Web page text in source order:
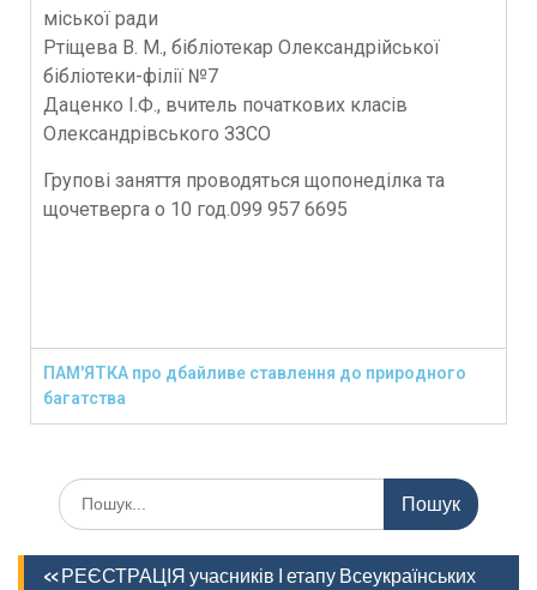
міської ради
Ртіщева В. М., бібліотекар Олександрійської
бібліотеки-філії №7
Даценко І.Ф., вчитель початкових класів
Олександрівського ЗЗСО
Групові заняття проводяться щопонеділка та
щочетверга о 10 год.099 957 6695
ПАМ'ЯТКА про дбайливе ставлення до природного
багатства
«РЕЄСТРАЦІЯ учасників І етапу Всеукраїнських